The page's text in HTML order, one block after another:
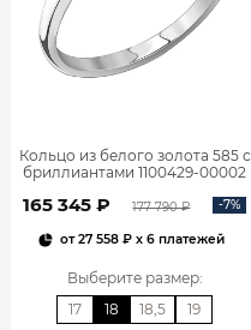
Кольцо из белого золота 585 с
бриллиантами 1100429-00002
165 345 ₽ 177 790 ₽ -7%
от27 558 ₽x 6 платежей
Выберите размер:
17
18 18,5 19